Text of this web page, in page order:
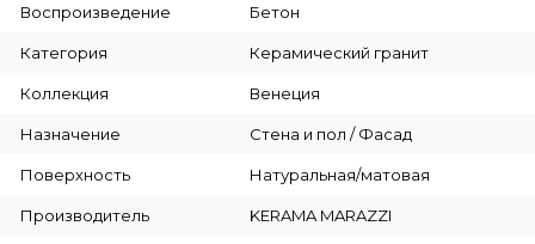
Воспроизведение Бетон
Категория Керамический гранит
Коллекция Венеция
Назначение Стена и пол / Фасад
Поверхность Натуральная/матовая
Производитель KERAMA MARAZZI